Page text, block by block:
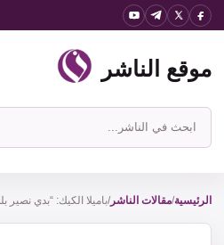
انتقل
المحتوى
موقع الناشر
ابحث
في
الناشر
الرئيسية/مقالات الناشر/باميلا الكيك: “بدي نصير